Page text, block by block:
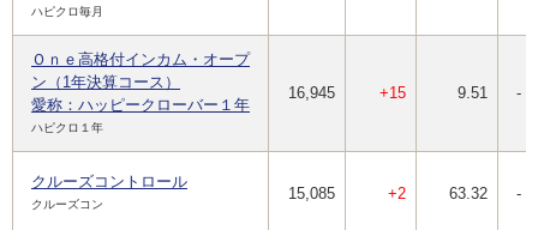
ハピクロ毎月
Ｏｎｅ高格付インカム・オープ
ン（1年決算コース）
愛称：ハッピークローバー１年
ハピクロ１年
16,945 +15 9.51 -
クルーズコントロール
クルーズコン
15,085 +2 63.32 -